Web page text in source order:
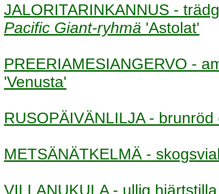
JALORITARINKANNUS -
Pacific Giant-ryhmä 'Astolat'
PREERIAMESIANGERVO -
'Venusta'
RUSOPÄIVÄNLILJA -
METSÄNÄTKELMÄ -
VILLANUKULA - ullig